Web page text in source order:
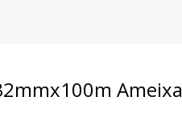
Ameixa